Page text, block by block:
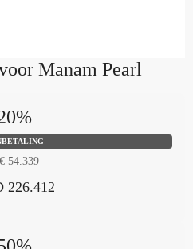
Manam Pearl
54.339
226.412